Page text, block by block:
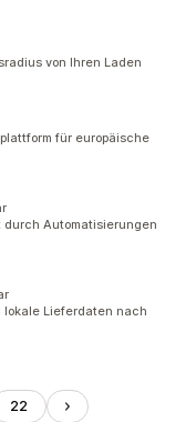
von Ihren Laden
für europäische
durch Automatisierungen
Lieferdaten nach
22